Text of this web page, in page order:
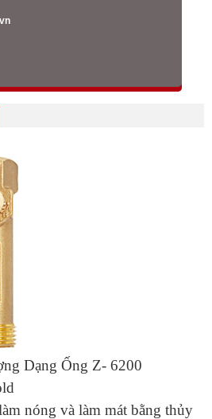
Dạng Ống Z- 6200
nóng và làm mát bằng thủy